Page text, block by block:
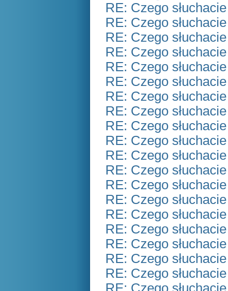
RE: Czego
RE: Czego
RE: Czego
RE: Czego
RE: Czego
RE: Czego
RE: Czego
RE: Czego
RE: Czego
RE: Czego
RE: Czego
RE: Czego
RE: Czego
RE: Czego
RE: Czego
RE: Czego
RE: Czego
RE: Czego
RE: Czego
RE: Czego